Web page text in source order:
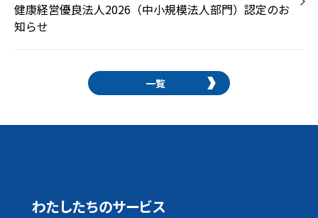
健康経営優良法人2026（中小規模法人部門）認定のお
知らせ
一覧
わたしたちのサービス